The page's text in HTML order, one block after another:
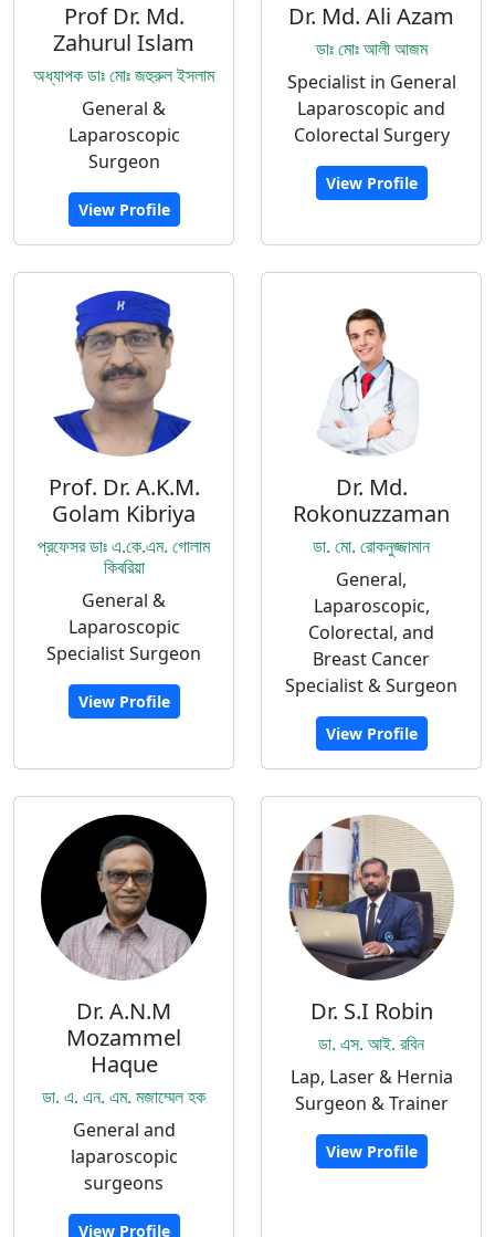
Prof Dr. Md.
Zahurul Islam
অধ্যাপক ডাঃ মোঃ জহুরুল ইসলাম
General &
Laparoscopic
Surgeon
View Profile
Dr. Md. Ali Azam
ডাঃ মোঃ আলী আজম
Specialist in General
Laparoscopic and
Colorectal Surgery
View Profile
Prof. Dr. A.K.M.
Golam Kibriya
প্রফেসর ডাঃ এ.কে.এম. গোলাম
কিবরিয়া
General &
Laparoscopic
Specialist Surgeon
View Profile
Dr. Md.
Rokonuzzaman
ডা. মো. রোকনুজ্জামান
General,
Laparoscopic,
Colorectal, and
Breast Cancer
Specialist & Surgeon
View Profile
Dr. A.N.M
Mozammel
Haque
ডা. এ. এন. এম. মজাম্মেল হক
General and
laparoscopic
surgeons
View Profile
Dr. S.I Robin
ডা. এস. আই. রবিন
Lap, Laser & Hernia
Surgeon & Trainer
View Profile